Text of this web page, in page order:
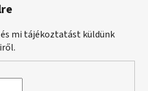
mi tájékoztatást küldünk